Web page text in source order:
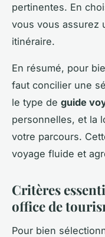
pertinentes. En
vous vous assurez
itinéraire.
En résumé, pour
faut concilier une
le type de guide
personnelles, et la
votre parcours.
voyage fluide et
Critères
office de
Pour bien